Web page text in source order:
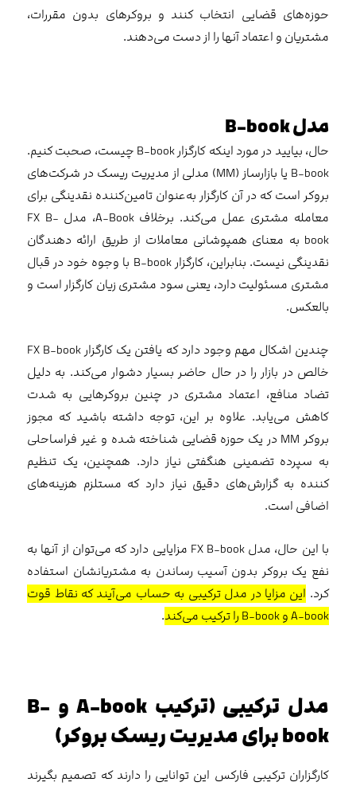
حوزه‌های قضایی انتخاب کنند و بروکرهای بدون مقررات،
مشتریان و اعتماد آنها را از دست می‌دهند.
مدل B-book
حال، بیایید در مورد اینکه کارگزار B-book چیست، صحبت کنیم.
B-book یا بازارساز (MM) مدلی از مدیریت ریسک در شرکت‌های
بروکر است که در آن کارگزار به‌عنوان تامین‌کننده نقدینگی برای
معامله مشتری عمل می‌کند. برخلاف A-Book، مدل FX B-
book به معنای همپوشانی معاملات از طریق ارائه دهندگان
نقدینگی نیست. بنابراین، کارگزار B-book با وجوه خود در قبال
مشتری مسئولیت دارد، یعنی سود مشتری زیان کارگزار است و
بالعکس.
چندین اشکال مهم وجود دارد که یافتن یک کارگزار FX B-book
خالص در بازار را در حال حاضر بسیار دشوار می‌کند. به دلیل
تضاد منافع، اعتماد مشتری در چنین بروکرهایی به شدت
کاهش می‌یابد. علاوه بر این، توجه داشته باشید که مجوز
بروکر MM در یک حوزه قضایی شناخته شده و غیر فراساحلی
به سپرده تضمینی هنگفتی نیاز دارد. همچنین، یک تنظیم
کننده به گزارش‌های دقیق نیاز دارد که مستلزم هزینه‌های
اضافی است.
با این حال، مدل FX B-book مزایایی دارد که می‌توان از آنها به
نفع یک بروکر بدون آسیب رساندن به مشتریانشان استفاده
کرد. این مزایا در مدل ترکیبی به حساب می‌آیند که نقاط قوت
A-book و B-book را ترکیب می‌کند
.
مدل ترکیبی (ترکیب A-book و B-
book برای مدیریت ریسک بروکر)
کارگزاران ترکیبی فارکس این توانایی را دارند که تصمیم بگیرند